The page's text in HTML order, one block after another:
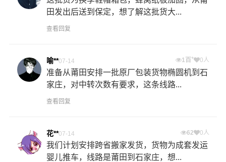
田发出后送到保定，想了解这批货大...
查看回复
喻**07-14 1百+ 0人
准备从莆田安排一批原厂包装货物椭圆机到石
家庄，对中转次数有要求，这条线路...
查看回复
花**07-14 62 0人
我们计划安排跨省搬家发货，货物为成套发运
婴儿推车，线路是莆田到石家庄，想...